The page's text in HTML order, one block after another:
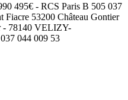
495€ - RCS Paris B 505 037
Fiacre 53200 Château Gontier
- 78140 VELIZY-
044 009 53